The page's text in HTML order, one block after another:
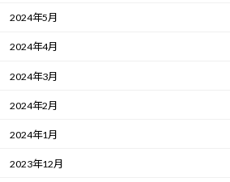
2024年5月
2024年4月
2024年3月
2024年2月
2024年1月
2023年12月